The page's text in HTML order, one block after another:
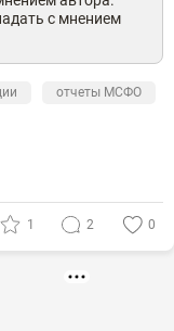
с мнением
отчеты МСФО
1 2 0